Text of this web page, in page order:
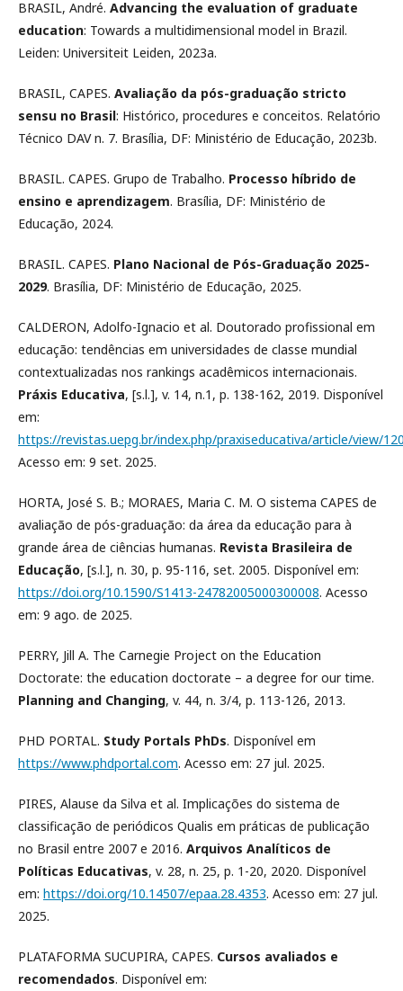
BRASIL, André. Advancing the evaluation of graduate
education: Towards a multidimensional model in Brazil.
Leiden: Universiteit Leiden, 2023a.
BRASIL, CAPES. Avaliação da pós-graduação stricto
sensu no Brasil: Histórico, procedures e conceitos. Relatório
Técnico DAV n. 7. Brasília, DF: Ministério de Educação, 2023b.
BRASIL. CAPES. Grupo de Trabalho. Processo híbrido de
ensino e aprendizagem. Brasília, DF: Ministério de
Educação, 2024.
BRASIL. CAPES. Plano Nacional de Pós-Graduação 2025-
2029. Brasília, DF: Ministério de Educação, 2025.
CALDERON, Adolfo-Ignacio et al. Doutorado profissional em
educação: tendências em universidades de classe mundial
contextualizadas nos rankings acadêmicos internacionais.
Práxis Educativa, [s.l.], v. 14, n.1, p. 138-162, 2019. Disponível
em:
https://revistas.uepg.br/index.php/praxiseducativa/article/view/
Acesso em: 9 set. 2025.
HORTA, José S. B.; MORAES, Maria C. M. O sistema CAPES de
avaliação de pós-graduação: da área da educação para à
grande área de ciências humanas. Revista Brasileira de
Educação, [s.l.], n. 30, p. 95-116, set. 2005. Disponível em:
https://doi.org/10.1590/S1413-24782005000300008. Acesso
em: 9 ago. de 2025.
PERRY, Jill A. The Carnegie Project on the Education
Doctorate: the education doctorate – a degree for our time.
Planning and Changing, v. 44, n. 3/4, p. 113-126, 2013.
PHD PORTAL. Study Portals PhDs. Disponível em
https://www.phdportal.com. Acesso em: 27 jul. 2025.
PIRES, Alause da Silva et al. Implicações do sistema de
classificação de periódicos Qualis em práticas de publicação
no Brasil entre 2007 e 2016. Arquivos Analíticos de
Políticas Educativas, v. 28, n. 25, p. 1-20, 2020. Disponível
em: https://doi.org/10.14507/epaa.28.4353. Acesso em: 27 jul.
2025.
PLATAFORMA SUCUPIRA, CAPES. Cursos avaliados e
recomendados. Disponível em: